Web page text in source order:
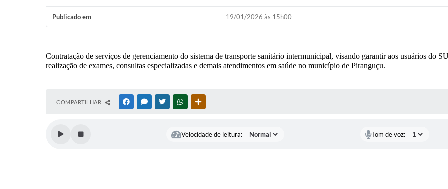
Publicado em 19/01/2026 às 15h00
Contratação de serviços de gerenciamento do sistema de transporte sanitário intermunicipal, visando garantir aos usuários do
realização de exames, consultas especializadas e demais atendimentos em saúde no município de Piranguçu.
COMPARTILHAR FACEBOOKMESSENGER
TWITTERWHATSAPP
Velocidade de leitura: Tom de voz: